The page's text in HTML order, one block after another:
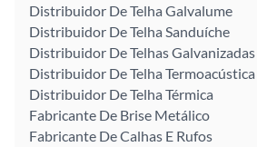
Distribuidor De Telha Galvalume
Distribuidor De Telha Sanduíche
Distribuidor De Telhas Galvanizadas
Distribuidor De Telha Termoacústica
Distribuidor De Telha Térmica
Fabricante De Brise Metálico
Fabricante De Calhas E Rufos